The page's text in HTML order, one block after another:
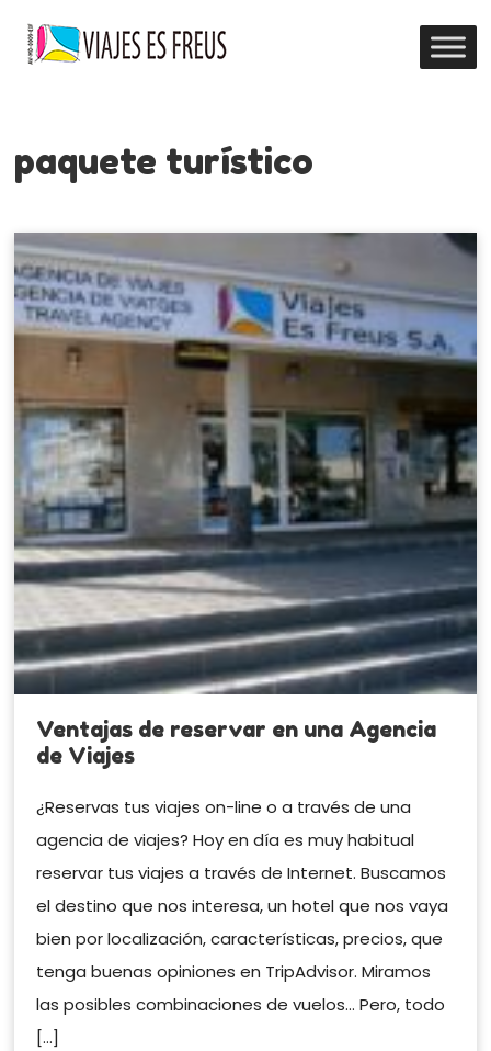
paquete turístico
Ventajas de reservar en una Agencia
de Viajes
¿Reservas tus viajes on-line o a través de una
agencia de viajes? Hoy en día es muy habitual
reservar tus viajes a través de Internet. Buscamos
el destino que nos interesa, un hotel que nos vaya
bien por localización, características, precios, que
tenga buenas opiniones en TripAdvisor. Miramos
las posibles combinaciones de vuelos… Pero, todo
[…]